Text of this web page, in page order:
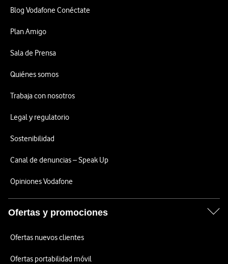
Blog Vodafone Conéctate
Plan Amigo
Sala de Prensa
Quiénes somos
Trabaja con nosotros
Legal y regulatorio
Sostenibilidad
Canal de denuncias – Speak Up
Opiniones Vodafone
Ofertas y promociones
Ofertas nuevos clientes
Ofertas portabilidad móvil